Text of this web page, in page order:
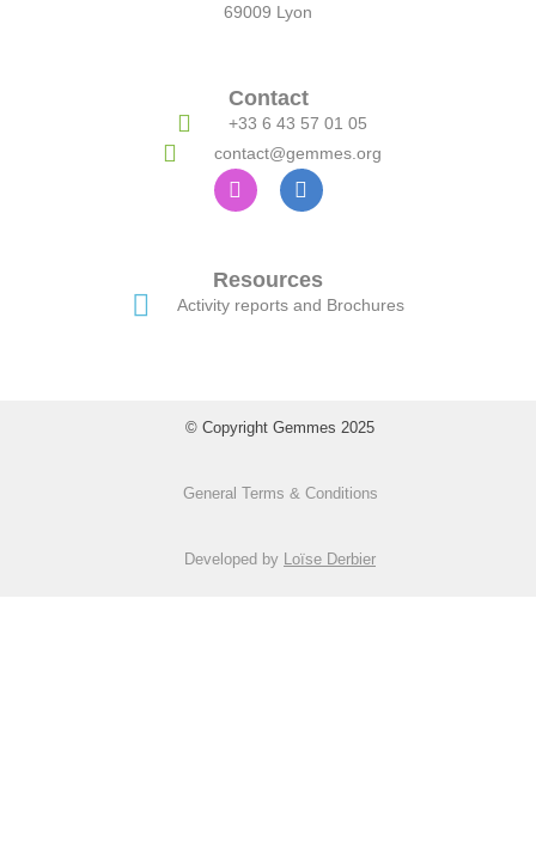
69009 Lyon
Contact
+33 6 43 57 01 05
contact@gemmes.org
Resources
Activity reports and Brochures
© Copyright Gemmes 2025
General Terms & Conditions
Developed by Loïse Derbier